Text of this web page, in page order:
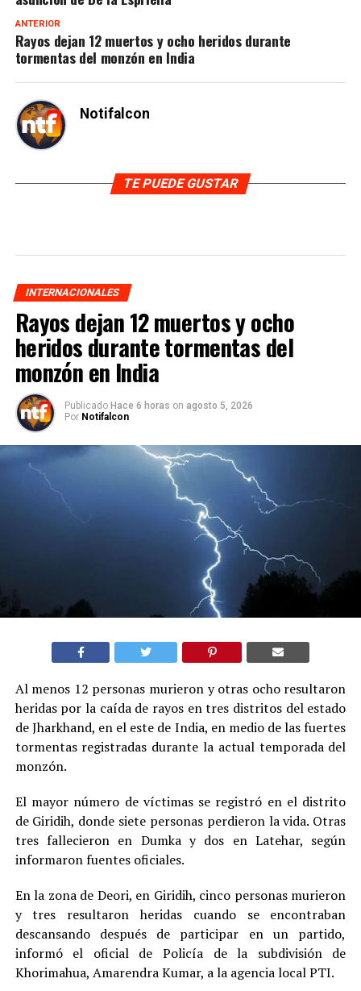
ANTERIOR
Rayos dejan 12 muertos y ocho heridos durante
tormentas del monzón en India
Notifalcon
TE PUEDE GUSTAR
INTERNACIONALES
Rayos dejan 12 muertos y ocho
heridos durante tormentas del
monzón en India
Publicado Hace 6 horas on agosto 5, 2026
Por Notifalcon
Al menos 12 personas murieron y otras ocho resultaron
heridas por la caída de rayos en tres distritos del estado
de Jharkhand, en el este de India, en medio de las fuertes
tormentas registradas durante la actual temporada del
monzón.
El mayor número de víctimas se registró en el distrito
de Giridih, donde siete personas perdieron la vida. Otras
tres fallecieron en Dumka y dos en Latehar, según
informaron fuentes oficiales.
En la zona de Deori, en Giridih, cinco personas murieron
y tres resultaron heridas cuando se encontraban
descansando después de participar en un partido,
informó el oficial de Policía de la subdivisión de
Khorimahua, Amarendra Kumar, a la agencia local PTI.